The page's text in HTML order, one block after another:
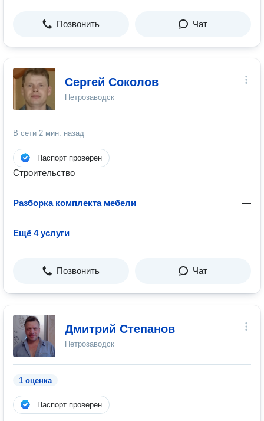
Позвонить Чат
Сергей Соколов
Петрозаводск
В сети 2 мин. назад
Паспорт проверен
Строительство
Разборка комплекта мебели —
Ещё 4 услуги
Позвонить Чат
Дмитрий Степанов
Петрозаводск
1 оценка
Паспорт проверен